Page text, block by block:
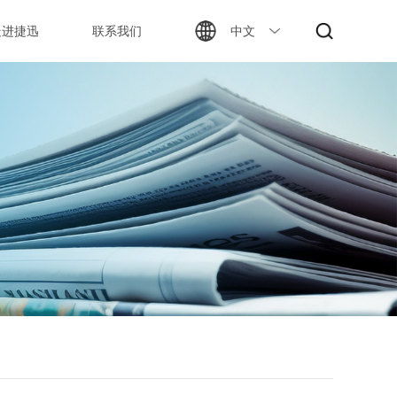
中文
捷迅 联系我们